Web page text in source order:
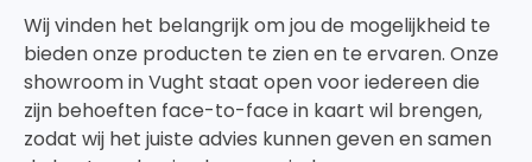
Wij vinden het belangrijk om jou de mogelijkheid te
bieden onze producten te zien en te ervaren. Onze
showroom in Vught staat open voor iedereen die
zijn behoeften face-to-face in kaart wil brengen,
zodat wij het juiste advies kunnen geven en samen